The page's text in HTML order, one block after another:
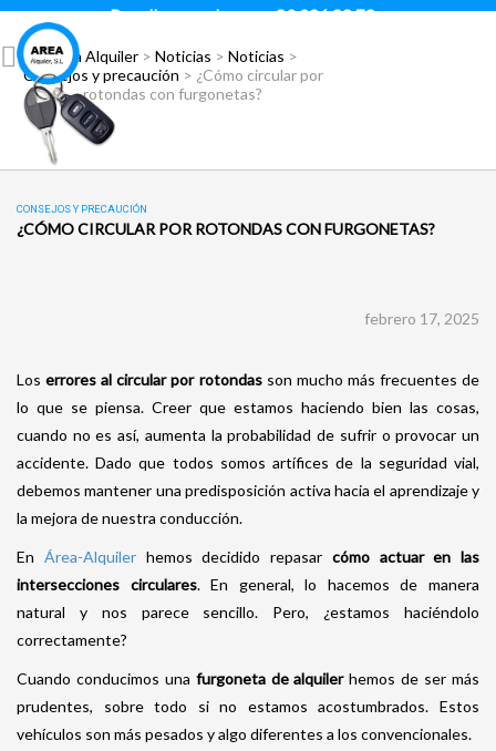
Para llamar pulsar: 93 296 88 78
Área Alquiler> Noticias > Noticias >
Consejos y precaución > ¿Cómo circular por
rotondas con furgonetas?
CONSEJOS Y PRECAUCIÓN
¿CÓMO CIRCULAR POR ROTONDAS CON FURGONETAS?
febrero 17, 2025
Loserrores al circular por rotondasson mucho más frecuentes de
lo que se piensa. Creer que estamos haciendo bien las cosas,
cuando no es así, aumenta la probabilidad de sufrir o provocar un
accidente. Dado que todos somos artífices de la seguridad vial,
debemos mantener una predisposición activa hacia el aprendizaje y
la mejora de nuestra conducción.
En Área-Alquilerhemos decidido repasar cómo actuar en las
intersecciones circulares. En general, lo hacemos de manera
natural y nos parece sencillo. Pero, ¿estamos haciéndolo
correctamente?
Cuando conducimos una furgoneta de alquilerhemos de ser más
prudentes, sobre todo si no estamos acostumbrados. Estos
vehículos son más pesados y algo diferentes a los convencionales.